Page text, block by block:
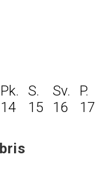
Pk.
14
S.
15
Sv.
16
P.
17